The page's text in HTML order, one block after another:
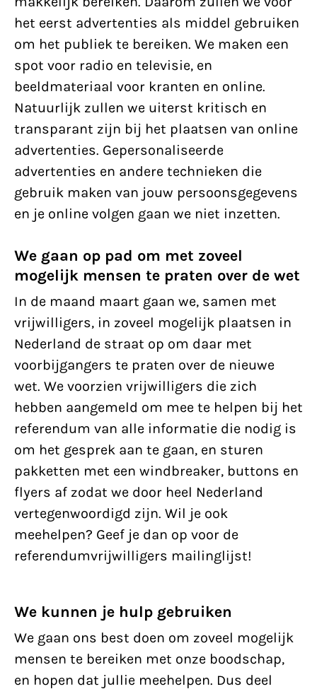
het eerst advertenties als middel gebruiken
om het publiek te bereiken. We maken een
spot voor radio en televisie, en
beeldmateriaal voor kranten en online.
Natuurlijk zullen we uiterst kritisch en
transparant zijn bij het plaatsen van online
advertenties. Gepersonaliseerde
advertenties en andere technieken die
gebruik maken van jouw persoonsgegevens
en je online volgen gaan we niet inzetten.
We gaan op pad om met zoveel
mogelijk mensen te praten over de wet
In de maand maart gaan we, samen met
vrijwilligers, in zoveel mogelijk plaatsen in
Nederland de straat op om daar met
voorbijgangers te praten over de nieuwe
wet. We voorzien vrijwilligers die zich
hebben aangemeld om mee te helpen bij het
referendum van alle informatie die nodig is
om het gesprek aan te gaan, en sturen
pakketten met een windbreaker, buttons en
flyers af zodat we door heel Nederland
vertegenwoordigd zijn. Wil je ook
meehelpen? Geef je dan op voor de
referendumvrijwilligers mailinglijst!
We kunnen je hulp gebruiken
We gaan ons best doen om zoveel mogelijk
mensen te bereiken met onze boodschap,
en hopen dat jullie meehelpen. Dus deel